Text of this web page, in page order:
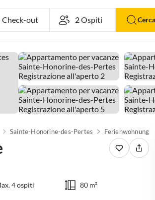
out Cerca
Sainte-Honorine-des-Pertes Ferienwohnung
4 ospiti 80 m²